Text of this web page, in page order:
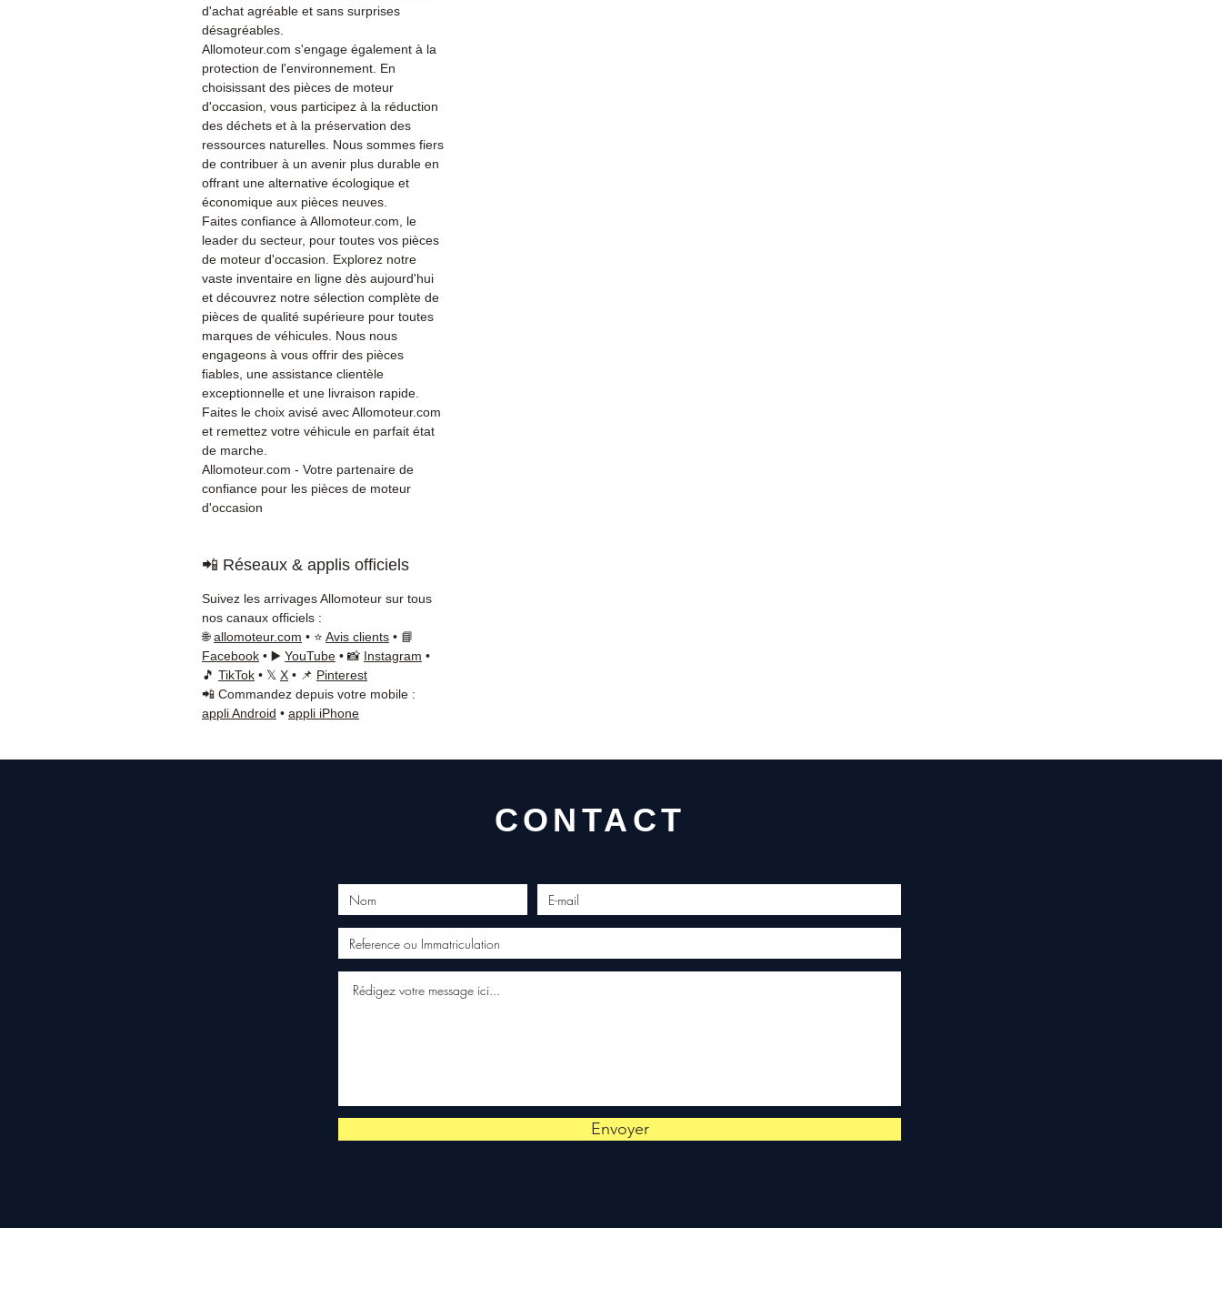
d'achat agréable et sans surprises
désagréables.
Allomoteur.com s'engage également à la
protection de l'environnement. En
choisissant des pièces de moteur
d'occasion, vous participez à la réduction
des déchets et à la préservation des
ressources naturelles. Nous sommes fiers
de contribuer à un avenir plus durable en
offrant une alternative écologique et
économique aux pièces neuves.
Faites confiance à Allomoteur.com, le
leader du secteur, pour toutes vos pièces
de moteur d'occasion. Explorez notre
vaste inventaire en ligne dès aujourd'hui
et découvrez notre sélection complète de
pièces de qualité supérieure pour toutes
marques de véhicules. Nous nous
engageons à vous offrir des pièces
fiables, une assistance clientèle
exceptionnelle et une livraison rapide.
Faites le choix avisé avec Allomoteur.com
et remettez votre véhicule en parfait état
de marche.
Allomoteur.com - Votre partenaire de
confiance pour les pièces de moteur
d'occasion
📲 Réseaux & applis officiels
Suivez les arrivages Allomoteur sur tous
nos canaux officiels :
🌐allomoteur.com • ⭐ Avis clients • 📘
Facebook • ▶️ YouTube • 📸 Instagram •
🎵 TikTok • 𝕏 X • 📌 Pinterest
📲 Commandez depuis votre mobile :
appli Android • appli iPhone
CONTACT
Envoyer